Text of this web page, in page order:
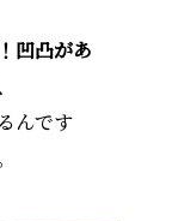
凹凸があ
んです